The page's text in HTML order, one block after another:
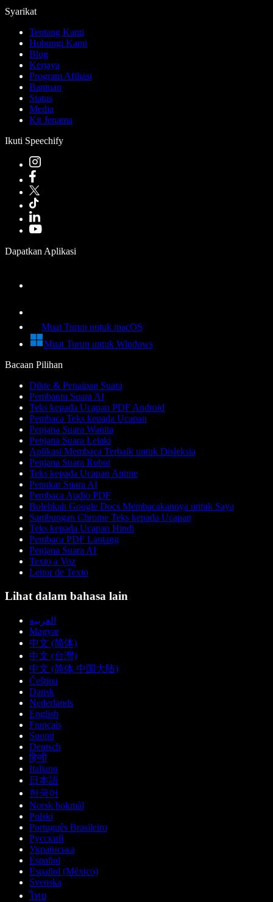
Syarikat
Tentang Kami
Hubungi Kami
Blog
Kerjaya
Program Afiliasi
Bantuan
Status
Media
Kit Jenama
Ikuti Speechify
Dapatkan Aplikasi
Muat Turun untuk macOS
Muat Turun untuk Windows
Bacaan Pilihan
Dikte & Penaipan Suara
Pembantu Suara AI
Teks kepada Ucapan PDF Android
Pembaca Teks kepada Ucapan
Penjana Suara Wanita
Penjana Suara Lelaki
Aplikasi Membaca Terbaik untuk Disleksia
Penjana Suara Robot
Teks kepada Ucapan Anime
Penukar Suara AI
Pembaca Audio PDF
Bolehkah Google Docs Membacakannya untuk Saya
Sambungan Chrome Teks kepada Ucapan
Teks kepada Ucapan Hindi
Pembaca PDF Lantang
Penjana Suara AI
Texto a Voz
Leitor de Texto
Lihat dalam bahasa lain
العربية
Magyar
中文 (简体)
中文 (台灣)
中文 (简体 中国大陆)
Čeština
Dansk
Nederlands
English
Français
Suomi
Deutsch
हिन्दी
Italiano
日本語
한국어
Norsk bokmål
Polski
Português Brasileiro
Русский
Українська
Español
Español (México)
Svenska
ไทย